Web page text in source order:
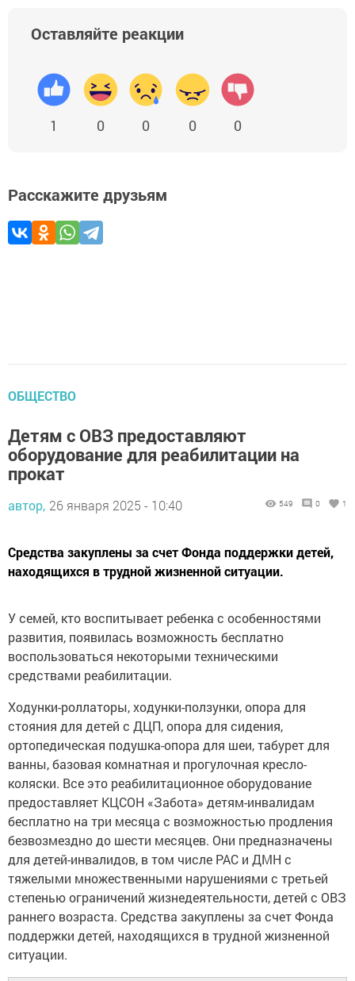
Оставляйте реакции
1 0 0 0 0
Расскажите друзьям
ОБЩЕСТВО
Детям с ОВЗ предоставляют
оборудование для реабилитации на
прокат
автор, 26 января 2025 - 10:40 549 0 1
Средства закуплены за счет Фонда поддержки детей,
находящихся в трудной жизненной ситуации.
У семей, кто воспитывает ребенка с особенностями
развития, появилась возможность бесплатно
воспользоваться некоторыми техническими
средствами реабилитации.
Ходунки-роллаторы, ходунки-ползунки, опора для
стояния для детей с ДЦП, опора для сидения,
ортопедическая подушка-опора для шеи, табурет для
ванны, базовая комнатная и прогулочная кресло-
коляски. Все это реабилитационное оборудование
предоставляет КЦСОН «Забота» детям-инвалидам
бесплатно на три месяца с возможностью продления
безвозмездно до шести месяцев. Они предназначены
для детей-инвалидов, в том числе РАС и ДМН с
тяжелыми множественными нарушениями с третьей
степенью ограничений жизнедеятельности, детей с ОВЗ
раннего возраста. Средства закуплены за счет Фонда
поддержки детей, находящихся в трудной жизненной
ситуации.